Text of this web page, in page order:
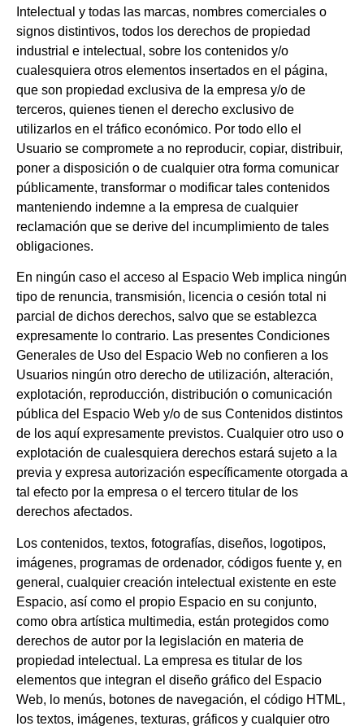
Intelectual y todas las marcas, nombres comerciales o
signos distintivos, todos los derechos de propiedad
industrial e intelectual, sobre los contenidos y/o
cualesquiera otros elementos insertados en el página,
que son propiedad exclusiva de la empresa y/o de
terceros, quienes tienen el derecho exclusivo de
utilizarlos en el tráfico económico. Por todo ello el
Usuario se compromete a no reproducir, copiar, distribuir,
poner a disposición o de cualquier otra forma comunicar
públicamente, transformar o modificar tales contenidos
manteniendo indemne a la empresa de cualquier
reclamación que se derive del incumplimiento de tales
obligaciones.
En ningún caso el acceso al Espacio Web implica ningún
tipo de renuncia, transmisión, licencia o cesión total ni
parcial de dichos derechos, salvo que se establezca
expresamente lo contrario. Las presentes Condiciones
Generales de Uso del Espacio Web no confieren a los
Usuarios ningún otro derecho de utilización, alteración,
explotación, reproducción, distribución o comunicación
pública del Espacio Web y/o de sus Contenidos distintos
de los aquí expresamente previstos. Cualquier otro uso o
explotación de cualesquiera derechos estará sujeto a la
previa y expresa autorización específicamente otorgada a
tal efecto por la empresa o el tercero titular de los
derechos afectados.
Los contenidos, textos, fotografías, diseños, logotipos,
imágenes, programas de ordenador, códigos fuente y, en
general, cualquier creación intelectual existente en este
Espacio, así como el propio Espacio en su conjunto,
como obra artística multimedia, están protegidos como
derechos de autor por la legislación en materia de
propiedad intelectual. La empresa es titular de los
elementos que integran el diseño gráfico del Espacio
Web, lo menús, botones de navegación, el código HTML,
los textos, imágenes, texturas, gráficos y cualquier otro